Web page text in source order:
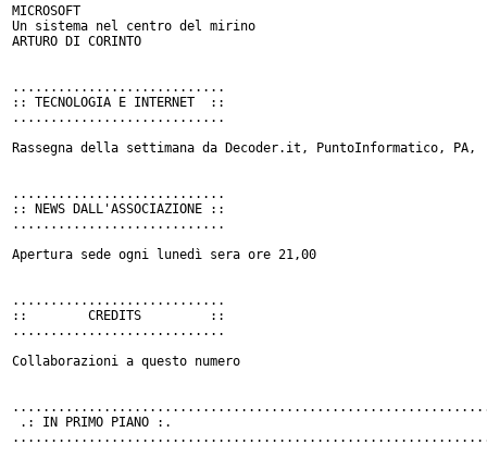
MICROSOFT
Un sistema nel centro del mirino
ARTURO DI CORINTO
............................
:: TECNOLOGIA E INTERNET  ::
............................
Rassegna della settimana da Decoder.it, PuntoInformatico, PA,
............................
:: NEWS DALL'ASSOCIAZIONE ::
............................
Apertura sede ogni lunedì sera ore 21,00
............................
::        CREDITS         ::
............................
Collaborazioni a questo numero
.: IN PRIMO PIANO :.